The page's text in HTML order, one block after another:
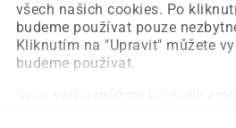
všech našich cookies. Po
budeme používat pouze
Kliknutím na "Upravit" můžete
budeme používat.
Obnovit stránku